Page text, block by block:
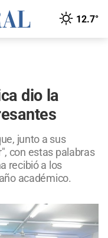
12.7°
dio la
junto a sus
con estas palabras
recibió a los
académico.